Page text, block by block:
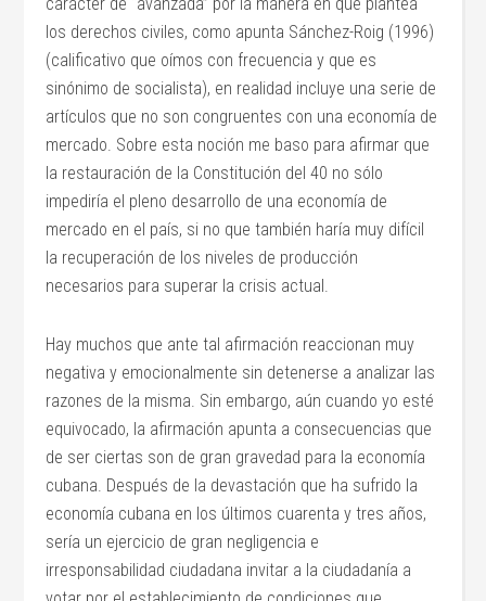
los derechos civiles, como apunta Sánchez-Roig (1996)
(calificativo que oímos con frecuencia y que es
sinónimo de socialista), en realidad incluye una serie de
artículos que no son congruentes con una economía de
mercado. Sobre esta noción me baso para afirmar que
la restauración de la Constitución del 40 no sólo
impediría el pleno desarrollo de una economía de
mercado en el país, si no que también haría muy difícil
la recuperación de los niveles de producción
necesarios para superar la crisis actual.
Hay muchos que ante tal afirmación reaccionan muy
negativa y emocionalmente sin detenerse a analizar las
razones de la misma. Sin embargo, aún cuando yo esté
equivocado, la afirmación apunta a consecuencias que
de ser ciertas son de gran gravedad para la economía
cubana. Después de la devastación que ha sufrido la
economía cubana en los últimos cuarenta y tres años,
sería un ejercicio de gran negligencia e
irresponsabilidad ciudadana invitar a la ciudadanía a